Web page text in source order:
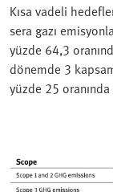
Kısa vadeli
sera gazı
yüzde 64,3
dönemde 3
yüzde 25